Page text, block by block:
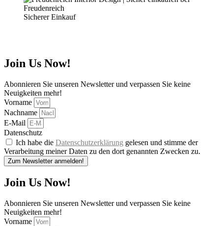
Sicherer Einkauf
Join Us Now!
Abonnieren Sie unseren Newsletter und verpassen Sie keine
Neuigkeiten mehr!
Vorname
Nachname
E-Mail
Datenschutz
Ich habe die Datenschutzerklärung gelesen und stimme der
Verarbeitung meiner Daten zu den dort genannten Zwecken zu.
Zum Newsletter anmelden!
Join Us Now!
Abonnieren Sie unseren Newsletter und verpassen Sie keine
Neuigkeiten mehr!
Vorname